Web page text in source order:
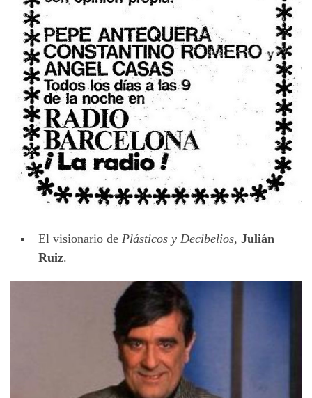
El visionario de Plásticos y Decibelios, Julián
Ruiz.